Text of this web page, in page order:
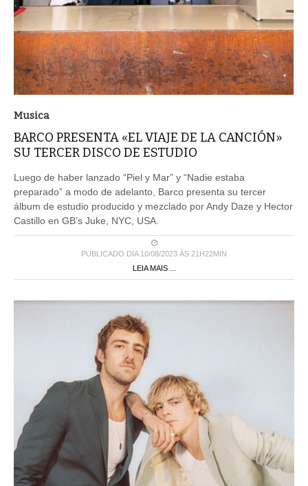
Musica
BARCO PRESENTA «EL VIAJE DE LA CANCIÓN»
SU TERCER DISCO DE ESTUDIO
Luego de haber lanzado “Piel y Mar” y “Nadie estaba
preparado” a modo de adelanto, Barco presenta su tercer
álbum de estudio producido y mezclado por Andy Daze y Hector
Castillo en GB’s Juke, NYC, USA.
PUBLICADO DIA 10/08/2023 ÀS 21H22MIN
LEIA MAIS ...